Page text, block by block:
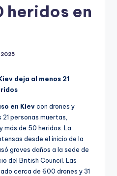
heridos en
deja al menos 21
en Kievcon drones y
21 personas muertas,
más de 50 heridos. La
desde el inicio de la
graves daños a la sede de
del British Council. Las
cerca de 600 drones y 31